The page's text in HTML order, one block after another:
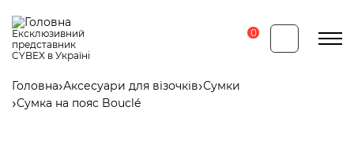
до
основного
вмісту
Ексклюзивний
представник
CYBEX в Україні
0
Рядок
навіґації
Головна Аксесуари для візочків Сумки
Сумка на пояс Bouclé